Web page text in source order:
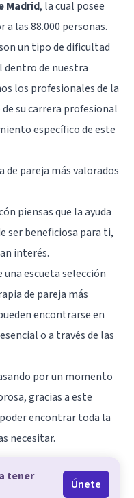
Madrid, la cual posee
las 88.000 personas.
un tipo de dificultad
dentro de nuestra
los profesionales de la
su carrera profesional
específico de este
pareja más valorados
piensas que la ayuda
ser beneficiosa para ti,
interés.
escueta selección
de pareja más
encontrarse en
o a través de las
por un momento
gracias a este
encontrar toda la
necesitar.
tener
Únete